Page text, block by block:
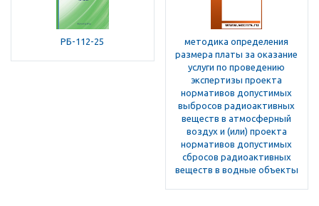
РБ-112-25
методика определения
размера платы за оказание
услуги по проведению
экспертизы проекта
нормативов допустимых
выбросов радиоактивных
веществ в атмосферный
воздух и (или) проекта
нормативов допустимых
сбросов радиоактивных
веществ в водные объекты